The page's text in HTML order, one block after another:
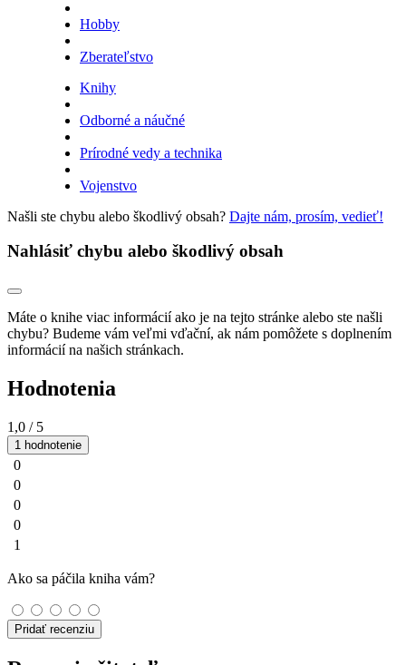
Hobby
Zberateľstvo
Knihy
Odborné a náučné
Prírodné vedy a technika
Vojenstvo
Našli ste chybu alebo škodlivý obsah? Dajte nám, prosím, vedieť!
Nahlásiť chybu alebo škodlivý obsah
Máte o knihe viac informácií ako je na tejto stránke alebo ste našli
chybu? Budeme vám veľmi vďační, ak nám pomôžete s doplnením
informácií na našich stránkach.
Hodnotenia
1,0 / 5
1 hodnotenie
0
0
0
0
1
Ako sa páčila kniha vám?
Pridať recenziu